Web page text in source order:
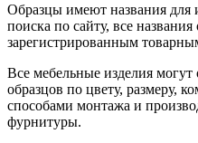
Образцы имеют названия для
поиска по сайту, все
зарегистрированным
Все мебельные изделия могут
образцов по цвету, размеру,
способами монтажа и
фурнитуры.